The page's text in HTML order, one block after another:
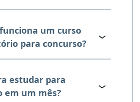
um curso
para concurso?
estudar para
em um mês?